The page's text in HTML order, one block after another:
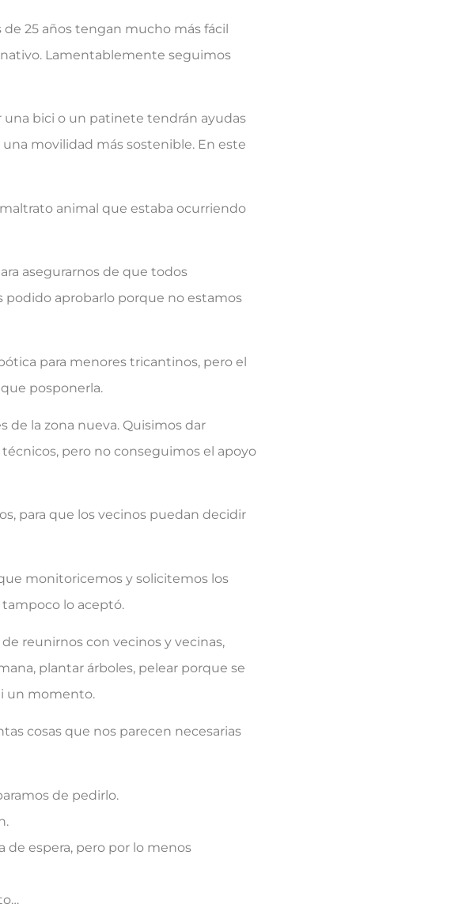
25 años tengan mucho más fácil
Lamentablemente seguimos
una bici o un patinete tendrán ayudas
movilidad más sostenible. En este
animal que estaba ocurriendo
asegurarnos de que todos
podido aprobarlo porque no estamos
para menores tricantinos, pero el
posponerla.
de la zona nueva. Quisimos dar
pero no conseguimos el apoyo
para que los vecinos puedan decidir
monitoricemos y solicitemos los
lo aceptó.
reunirnos con vecinos y vecinas,
plantar árboles, pelear porque se
un momento.
cosas que nos parecen necesarias
de pedirlo.
de espera, pero por lo menos